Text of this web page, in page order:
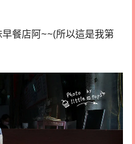
餐店阿~~(所以這是我第